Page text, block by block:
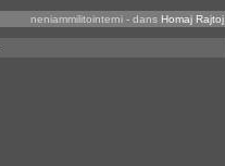
neniammilitointerni - dans Homaj Rajtoj